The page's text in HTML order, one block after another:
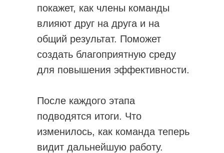
покажет, как члены команды
влияют друг на друга и на
общий результат. Поможет
создать благоприятную среду
для повышения эффективности.
После каждого этапа
подводятся итоги. Что
изменилось, как команда теперь
видит дальнейшую работу.